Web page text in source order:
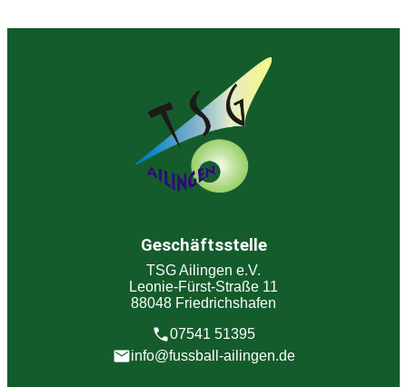
Geschäftsstelle
TSG Ailingen e.V.
Leonie-Fürst-Straße 11
88048 Friedrichshafen
07541 51395
info@fussball-ailingen.de